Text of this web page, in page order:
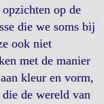
op de
die we soms bij
ook niet
met de manier
kleur en vorm,
de wereld van